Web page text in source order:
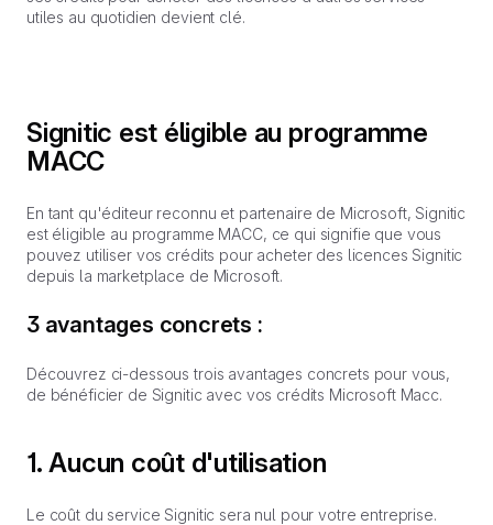
utiles au quotidien devient clé.
Signitic est éligible au programme
MACC
En tant qu'éditeur reconnu et partenaire de Microsoft, Signitic
est éligible au programme MACC, ce qui signifie que vous
pouvez utiliser vos crédits pour acheter des licences Signitic
depuis la marketplace de Microsoft.
3 avantages concrets :
Découvrez ci-dessous trois avantages concrets pour vous,
de bénéficier de Signitic avec vos crédits Microsoft Macc.
1. Aucun coût d'utilisation
Le coût du service Signitic sera nul pour votre entreprise.